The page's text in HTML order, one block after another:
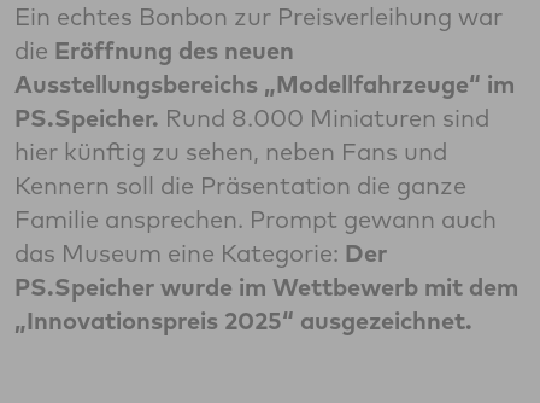
Ein echtes Bonbon zur Preisverleihung war
die Eröffnung des neuen
Ausstellungsbereichs „Modellfahrzeuge“ im
PS.Speicher. Rund 8.000 Miniaturen sind
hier künftig zu sehen, neben Fans und
Kennern soll die Präsentation die ganze
Familie ansprechen. Prompt gewann auch
das Museum eine Kategorie: Der
PS.Speicher wurde im Wettbewerb mit dem
„Innovationspreis 2025“ ausgezeichnet.